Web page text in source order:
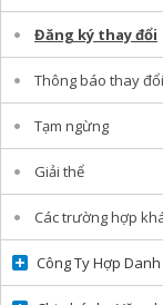
Đăng ký thay đổi
Thông báo thay đổi
Tạm ngừng
Giải thể
Các trường hợp
Công Ty Hợp Danh